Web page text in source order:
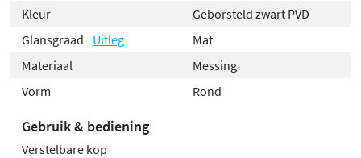
Kleur
Geborsteld zwart PVD
Glansgraad
Uitleg
Mat
Materiaal
Messing
Vorm
Rond
Gebruik & bediening
Verstelbare kop